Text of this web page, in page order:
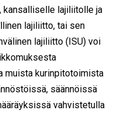
kansalliselle lajiliitolle ja
lajiliitto, tai sen
lajiliitto (ISU) voi
muista kurinpitotoimista
säännöissä
vahvistetulla